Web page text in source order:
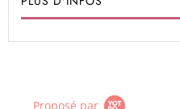
Proposé par